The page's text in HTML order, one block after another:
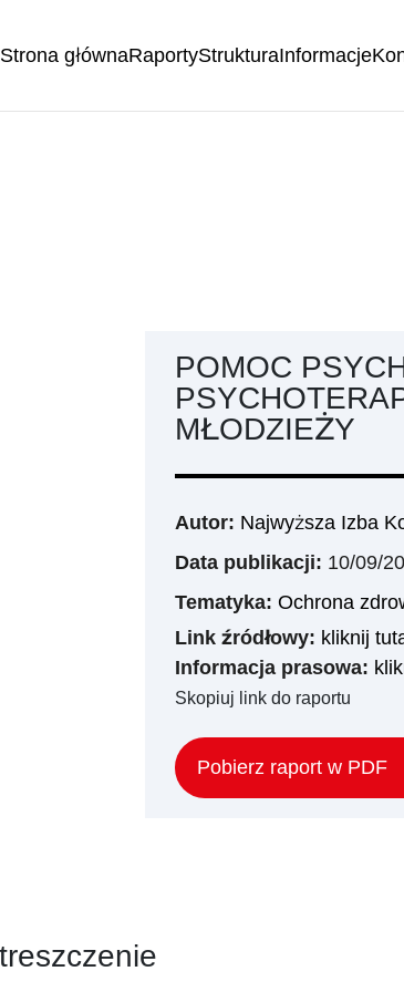
Strona głównaRaportyStrukturaInformacje
POMOC
MŁODZIEŻY
Autor: Najwyższa Izba
Data publikacji: 10/09/
Tematyka: Ochrona
Link źródłowy: kliknij
Informacja prasowa:
Skopiuj link do raportu
Pobierz raport w PDF